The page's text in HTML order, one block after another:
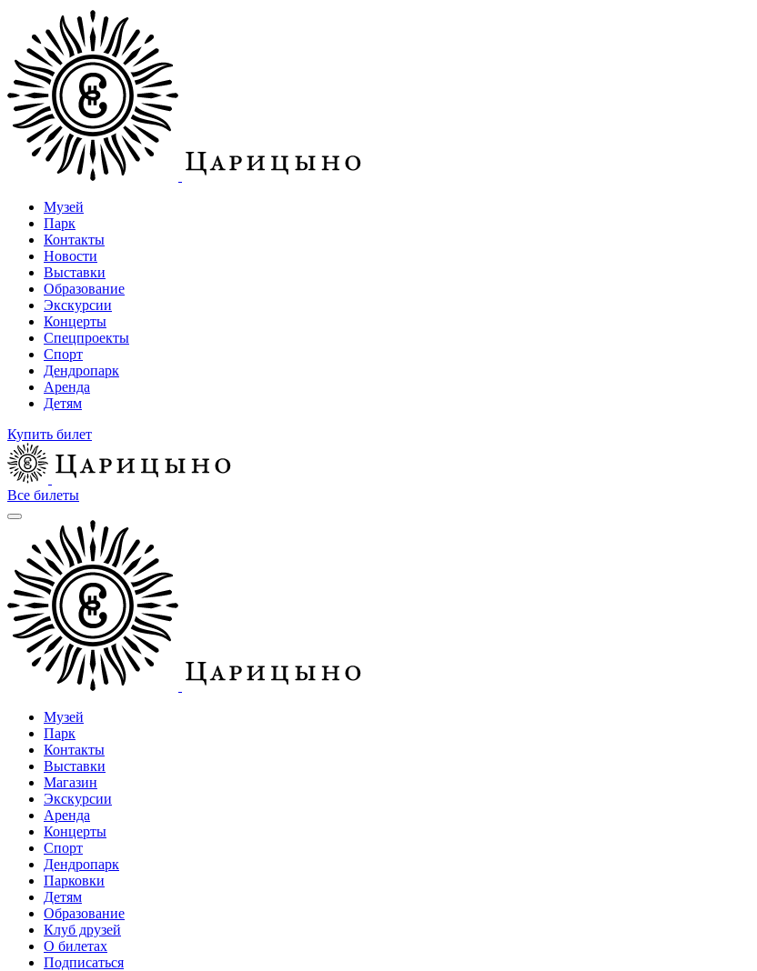
Музей
Парк
Контакты
Новости
Выставки
Образование
Экскурсии
Концерты
Спецпроекты
Спорт
Дендропарк
Аренда
Детям
Купить билет
Все билеты
Музей
Парк
Контакты
Выставки
Магазин
Экскурсии
Аренда
Концерты
Спорт
Дендропарк
Парковки
Детям
Образование
Клуб друзей
О билетах
Подписаться